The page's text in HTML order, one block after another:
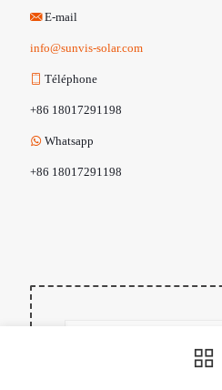
E-mail
info@sunvis-solar.com
Téléphone
+86 18017291198
Whatsapp
+86 18017291198